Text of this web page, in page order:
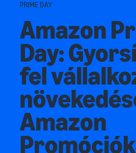
Kezdés
Kezdjen el
még ma
értékesíteni
az
Amazonon!
Válasszon értékesítési
tervet!
Eladói csomagok
összehasonlítása
Szállítás
Megrendelések
feldolgozásának
áttekintése
Fulfilment by Amazon
Bízza ránk a kiszállítást, a
visszaküldések kezelését
Növekedés
Érjen el
több
vásárlót!
Árazás
Tudjon meg
Tanulás
中
文
-
CN
English
- GB
Deutsch
PRIME DAY
Amazon
Day:
fel
Amazon